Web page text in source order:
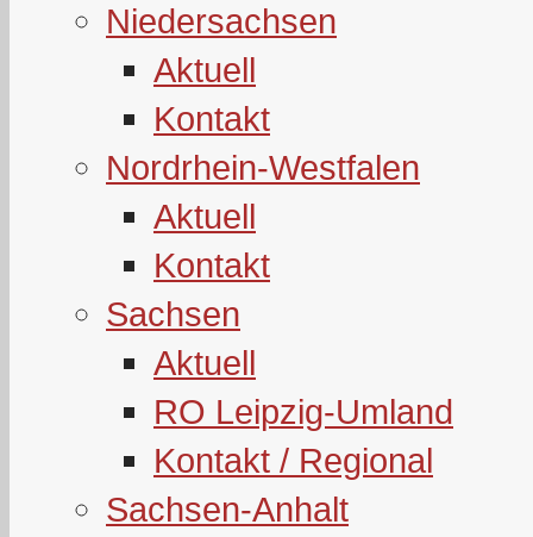
Niedersachsen
Aktuell
Kontakt
Nordrhein-Westfalen
Aktuell
Kontakt
Sachsen
Aktuell
RO Leipzig-Umland
Kontakt / Regional
Sachsen-Anhalt